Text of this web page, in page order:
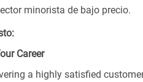
minorista de bajo precio.
Career
a highly satisfied